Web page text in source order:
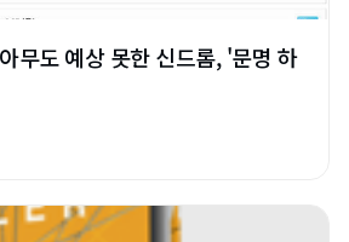
무도 예상 못한 신드롬, '문명 하